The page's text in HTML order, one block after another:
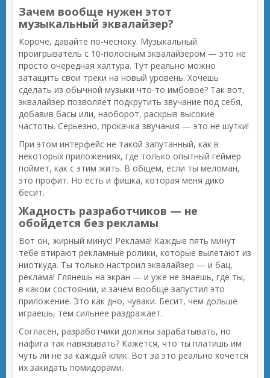
Зачем вообще нужен этот
музыкальный эквалайзер?
Короче, давайте по-чесноку. Музыкальный
проигрыватель с 10-полосным эквалайзером — это не
просто очередная халтура. Тут реально можно
затащить свои треки на новый уровень. Хочешь
сделать из обычной музыки что-то имбовое? Так вот,
эквалайзер позволяет подкрутить звучание под себя,
добавив басы или, наоборот, раскрыв высокие
частоты. Серьезно, прокачка звучания — это не шутки!
При этом интерфейс не такой запутанный, как в
некоторых приложениях, где только опытный геймер
поймет, как с этим жить. В общем, если ты меломан,
это профит. Но есть и фишка, которая меня дико
бесит.
Жадность разработчиков — не
обойдется без рекламы
Вот он, жирный минус! Реклама! Каждые пять минут
тебе втирают рекламные ролики, которые вылетают из
ниоткуда. Ты только настроил эквалайзер — и бац,
реклама! Глянешь на экран — и уже не знаешь, где ты,
в каком состоянии, и зачем вообще запустил это
приложение. Это как дно, чуваки. Бесит, чем дольше
играешь, тем сильнее раздражает.
Согласен, разработчики должны зарабатывать, но
нафига так навязывать? Кажется, что ты платишь им
чуть ли не за каждый клик. Вот за это реально хочется
их закидать помидорами.